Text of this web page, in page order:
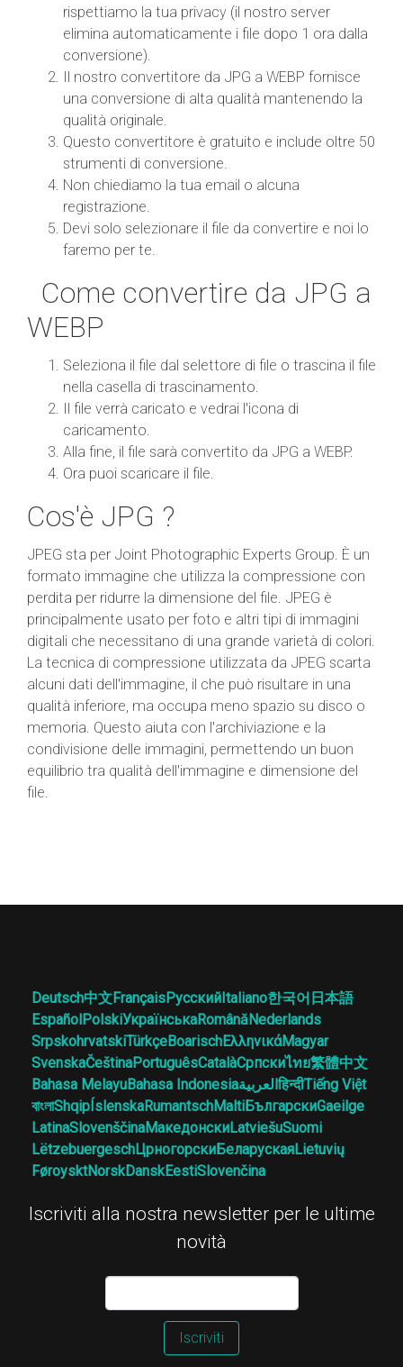
rispettiamo la tua privacy (il nostro server
elimina automaticamente i file dopo 1 ora dalla
conversione).
Il nostro convertitore da JPG a WEBP fornisce
una conversione di alta qualità mantenendo la
qualità originale.
Questo convertitore è gratuito e include oltre 50
strumenti di conversione.
Non chiediamo la tua email o alcuna
registrazione.
Devi solo selezionare il file da convertire e noi lo
faremo per te.
Come convertire da JPG a
WEBP
Seleziona il file dal selettore di file o trascina il file
nella casella di trascinamento.
Il file verrà caricato e vedrai l'icona di
caricamento.
Alla fine, il file sarà convertito da JPG a WEBP.
Ora puoi scaricare il file.
Cos'è JPG ?
JPEG sta per Joint Photographic Experts Group. È un
formato immagine che utilizza la compressione con
perdita per ridurre la dimensione del file. JPEG è
principalmente usato per foto e altri tipi di immagini
digitali che necessitano di una grande varietà di colori.
La tecnica di compressione utilizzata da JPEG scarta
alcuni dati dell'immagine, il che può risultare in una
qualità inferiore, ma occupa meno spazio su disco o
memoria. Questo aiuta con l'archiviazione e la
condivisione delle immagini, permettendo un buon
equilibrio tra qualità dell'immagine e dimensione del
file.
Deutsch中文FrançaisРусскийItaliano한국어 日本語
EspañolPolskiУкраїнськаRomânăNederlands
SrpskohrvatskiTürkçeBoarischΕλληνικάMagyar
SvenskaČeštinaPortuguêsCatalàСрпскиไทย繁體中文
Bahasa MelayuBahasa Indonesiaالعربيةहिन्दीTiếng Việt
বাংলাShqipÍslenskaRumantschMaltiБългарскиGaeilge
LatinaSlovenščinaМакедонскиLatviešuSuomi
LëtzebuergeschЦрногорскиБеларускаяLietuvių
FøroysktNorskDanskEestiSlovenčina
Iscriviti alla nostra newsletter per le ultime
novità
Iscriviti